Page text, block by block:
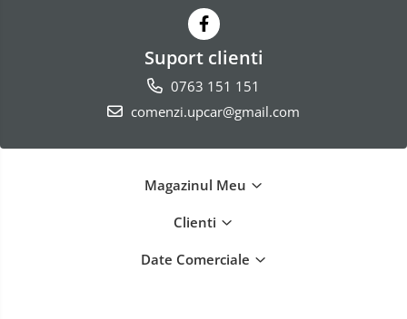
Suport clienti
0763 151 151
comenzi.upcar@gmail.com
Magazinul Meu
Clienti
Date Comerciale